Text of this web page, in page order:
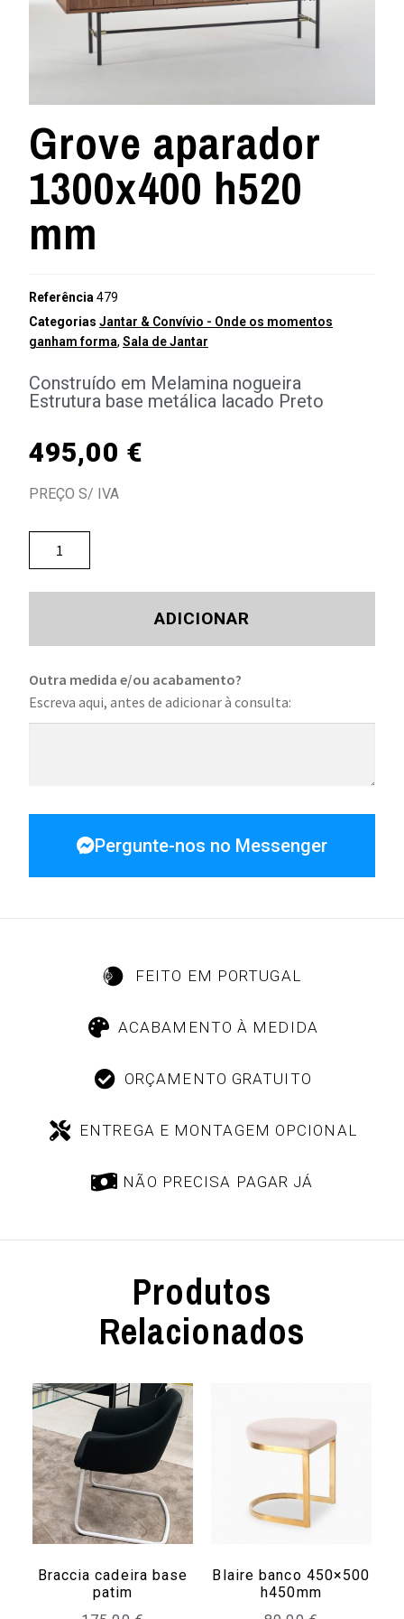
Grove aparador
1300x400 h520
mm
Referência 479
Categorias Jantar & Convívio - Onde os momentos
ganham forma, Sala de Jantar
Construído em Melamina nogueira
Estrutura base metálica lacado Preto
495,00 €
PREÇO S/ IVA
ADICIONAR
Outra medida e/ou acabamento?
Escreva aqui, antes de adicionar à consulta:
Pergunte-nos no Messenger
FEITO EM PORTUGAL
ACABAMENTO À MEDIDA
ORÇAMENTO GRATUITO
ENTREGA E MONTAGEM OPCIONAL
NÃO PRECISA PAGAR JÁ
Produtos
Relacionados
Braccia cadeira base
patim
Blaire banco 450×500
h450mm